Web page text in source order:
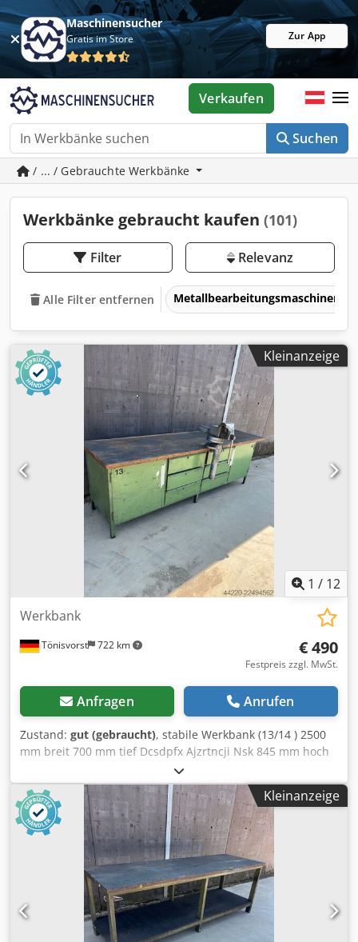
Maschinensucher
Gratis im Store Zur App
Suchen
Verkaufen
/ ... / Gebrauchte Werkbänke
Werkbänke gebraucht kaufen (101)
Filter Relevanz
Alle Filter entfernen Metallbearbeitungsmaschinen
Kleinanzeige
1 / 12
Tönisvorst 722 km
Werkbank
€ 490
Festpreis zzgl. MwSt.
Anfragen Anrufen
Zustand: gut (gebraucht), stabile Werkbank (13/14 ) 2500
mm breit 700 mm tief Dcsdpfx Ajzrtncji Nsk 845 mm hoch
Schraubstock : Backenbreite 150 mm höhenverstellbar
Kleinanzeige